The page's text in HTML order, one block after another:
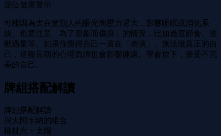
逆位健康警示
可能因為太在意別人的眼光而壓力過大，影響睡眠或消化系
統。也要注意「為了形象而傷身」的情況，比如過度節食、運
動過量等。如果你覺得自己一直在「表演」、無法做真正的自
己，這種長期的心理負擔也會影響健康。學會放下，接受不完
美的自己。
牌組搭配解讀
牌組搭配解讀
與大阿卡納的組合
權杖六 + 太陽